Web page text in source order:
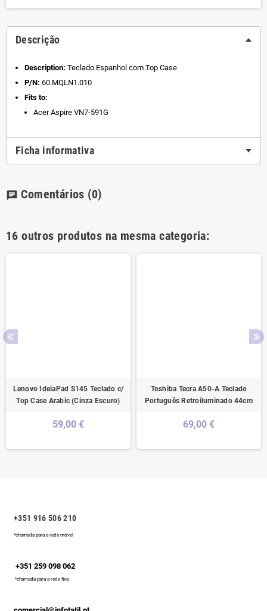
Descrição
Description: Teclado Espanhol com Top Case
P/N: 60.MQLN1.010
Fits to:
Acer Aspire VN7-591G
Ficha informativa
chat Comentários (0)
16 outros produtos na mesma categoria:
Lenovo IdeiaPad S145 Teclado c/
Top Case Arabic (Cinza Escuro)
59,00 €
Toshiba Tecra A50-A Teclado
Português Retroiluminado 44cm
69,00 €
+351 916 506 210
*chamada para a rede móvel
+351 259 098 062
*chamada para a rede fixa